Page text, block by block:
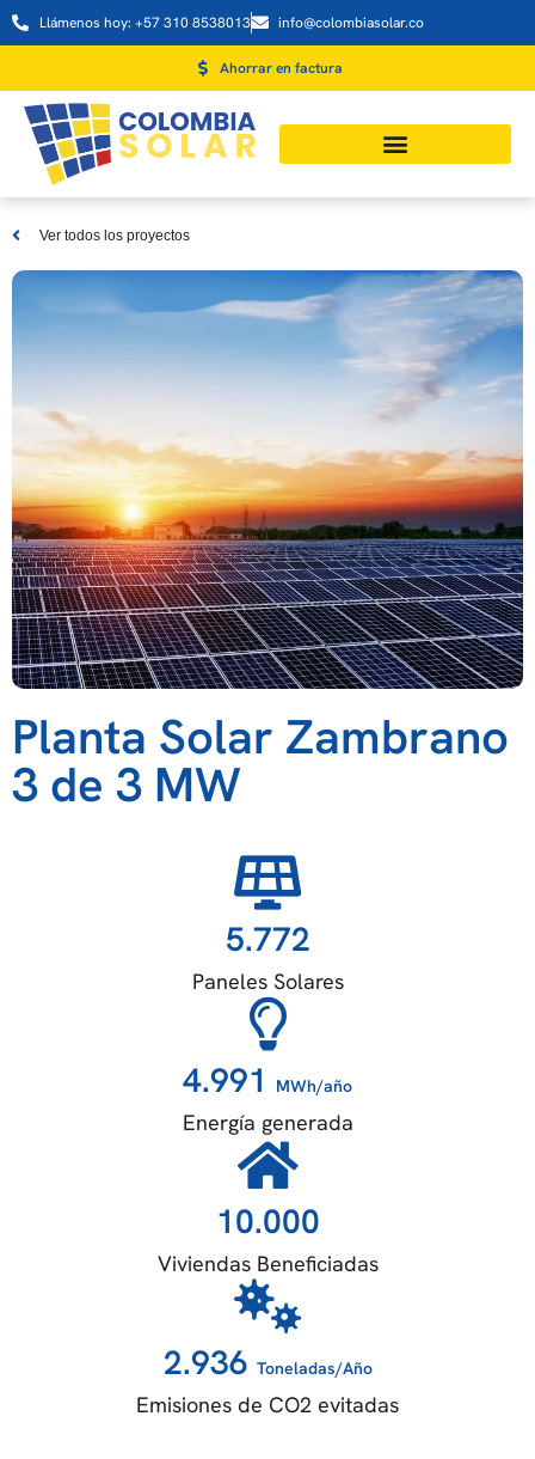
Llámenos hoy: +57 310 8538013 info@colombiasolar.co
Ahorrar en factura
Ver todos los proyectos
Planta Solar Zambrano
3 de 3 MW
5.772
Paneles Solares
4.991 MWh/año
Energía generada
10.000
Viviendas Beneficiadas
2.936 Toneladas/Año
Emisiones de CO2 evitadas